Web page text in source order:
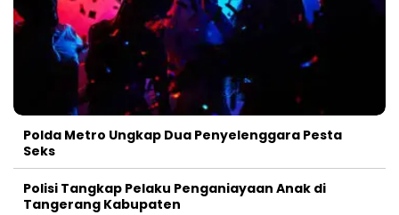
Polda Metro Ungkap Dua Penyelenggara Pesta
Seks
Polisi Tangkap Pelaku Penganiayaan Anak di
Tangerang Kabupaten